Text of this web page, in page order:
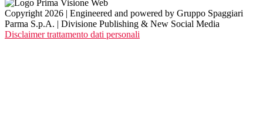
Copyright 2026 | Engineered and powered by Gruppo Spaggiari
Parma S.p.A. | Divisione Publishing & New Social Media
Disclaimer trattamento dati personali